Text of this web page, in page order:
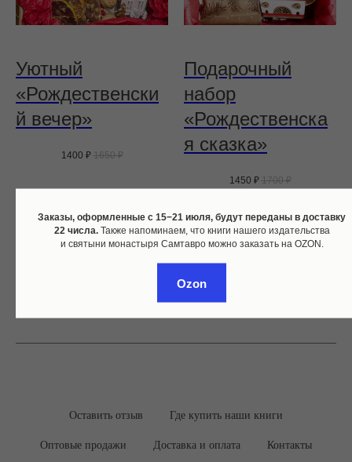
Заказы, оформленные c 15−21 июля, будут переданы в доставку
22 числа. Также напоминаем, что книги нашего издательства
и святыни монастыря Самтавро можно заказать на OZON.
Ozon
Уютный
«Рождественски
й вечер»
1400 ₽ 1650 ₽
Подробнее
Подарочный
набор
«Рождественска
я сказка»
1450 ₽ 1700 ₽
Подробнее
Добавить в корзину
Оставить отзыв Где купить наши книги
Оптовые продажи Доставка и оплата Контакты